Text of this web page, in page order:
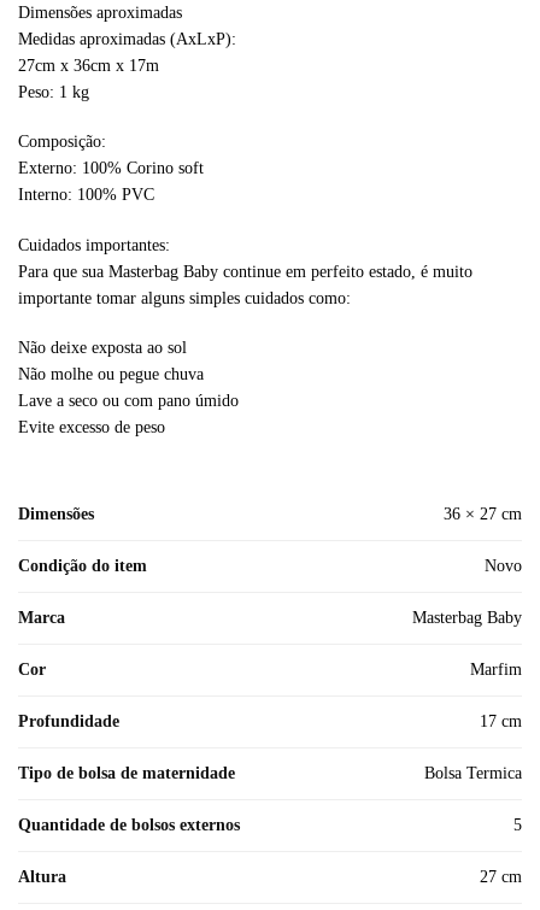
Dimensões aproximadas
Medidas aproximadas (AxLxP):
27cm x 36cm x 17m
Peso: 1 kg
Composição:
Externo: 100% Corino soft
Interno: 100% PVC
Cuidados importantes:
Para que sua Masterbag Baby continue em perfeito estado, é muito
importante tomar alguns simples cuidados como:
Não deixe exposta ao sol
Não molhe ou pegue chuva
Lave a seco ou com pano úmido
Evite excesso de peso
Dimensões 36 × 27 cm
Condição do item Novo
Marca Masterbag Baby
Cor Marfim
Profundidade 17 cm
Tipo de bolsa de maternidade Bolsa Termica
Quantidade de bolsos externos 5
Altura 27 cm